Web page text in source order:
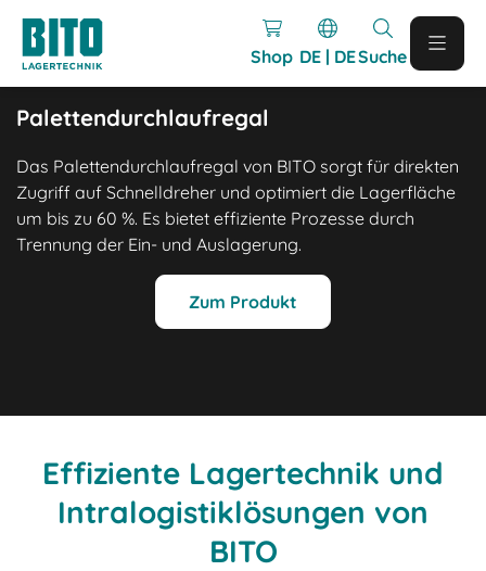
Shop DE | DESuche
Effiziente Lagertechnik und
Intralogistiklösungen von
BITO
Palettendurchlaufregal
Das Palettendurchlaufregal von BITO sorgt für direkten
Zugriff auf Schnelldreher und optimiert die Lagerfläche
um bis zu 60 %. Es bietet effiziente Prozesse durch
Trennung der Ein- und Auslagerung.
Zum Produkt